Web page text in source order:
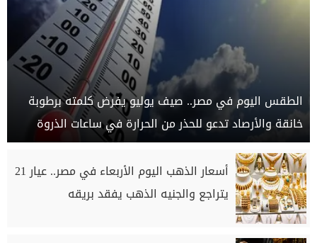
الطقس اليوم في مصر.. صيف يوليو يفرض كلمته برطوبة
خانقة والأرصاد تدعو للحذر من الحرارة في ساعات الذروة
أسعار الذهب اليوم الأربعاء في مصر.. عيار 21
يتراجع والجنيه الذهب يفقد بريقه